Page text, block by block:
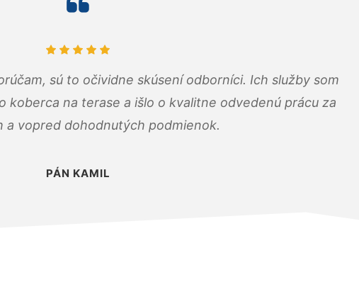
sú to očividne skúsení odborníci. Ich služby som
koberca na terase a išlo o kvalitne odvedenú prácu za
a vopred dohodnutých podmienok.
PÁN KAMIL